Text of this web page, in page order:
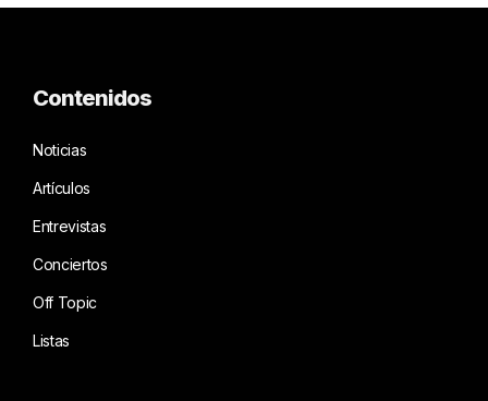
Contenidos
Noticias
Artículos
Entrevistas
Conciertos
Off Topic
Listas